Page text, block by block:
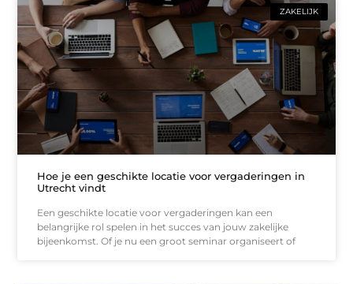
ZAKELIJK
Hoe je een geschikte locatie voor vergaderingen in
Utrecht vindt
Een geschikte locatie voor vergaderingen kan een
belangrijke rol spelen in het succes van jouw zakelijke
bijeenkomst. Of je nu een groot seminar organiseert of